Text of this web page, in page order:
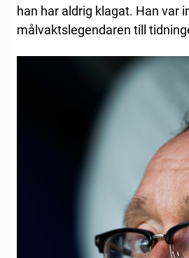
han har aldrig klagat. Han var
målvaktslegendaren till